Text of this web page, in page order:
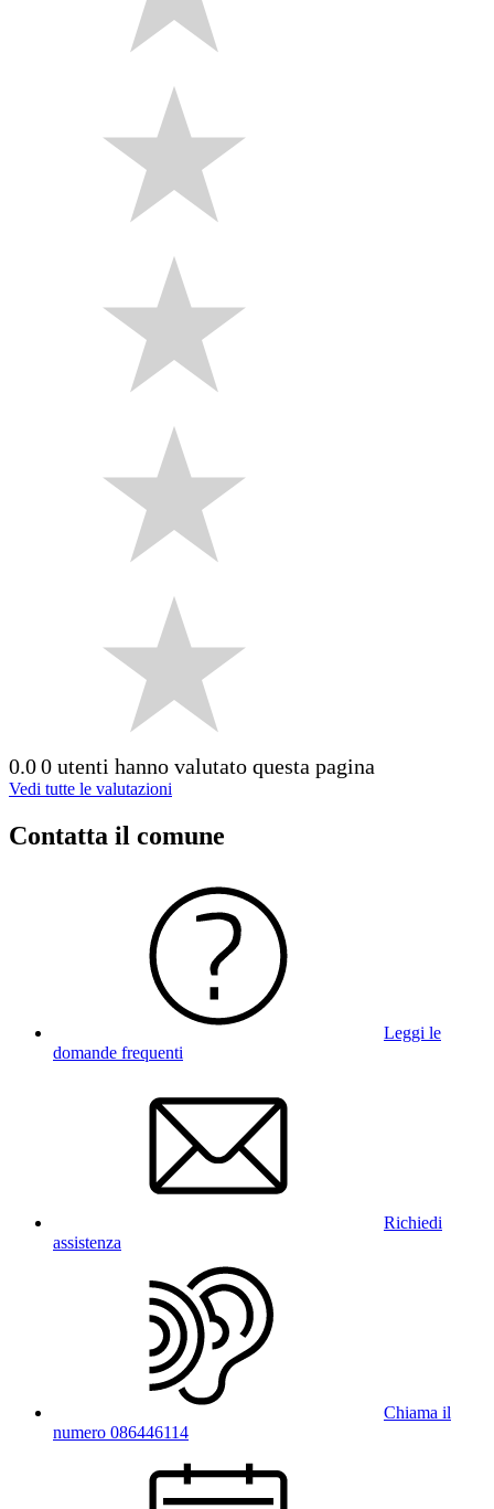
0.00 utenti hanno valutato questa pagina
Vedi tutte le valutazioni
Contatta il comune
Leggi le
domande frequenti
Richiedi
assistenza
Chiama il
numero 086446114